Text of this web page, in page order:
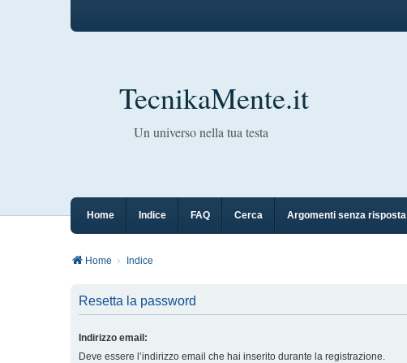
TecnikaMente.it
Un universo nella tua testa
Home Indice FAQ Cerca Argomenti senza risposta
Home Indice
Resetta la password
Indirizzo email:
Deve essere l’indirizzo email che hai inserito durante la registrazione.